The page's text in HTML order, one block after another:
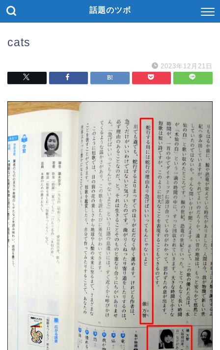
話題のツボ
cats
2023年12月21日